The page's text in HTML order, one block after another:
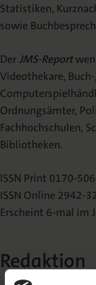
Statistiken,
sowie
DerJMS-Report
Videothekare,
Ordnungsämter,
Fachhochschulen,
Bibliotheken.
ISSN Print 0170-
ISSN Online 2942-
Erscheint 6-mal im
Redaktion